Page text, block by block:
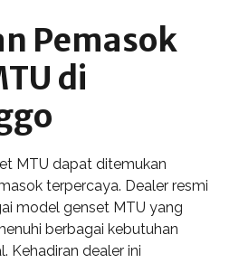
Pemasok
di
MTU dapat ditemukan
terpercaya. Dealer resmi
model genset MTU yang
berbagai kebutuhan
Kehadiran dealer ini